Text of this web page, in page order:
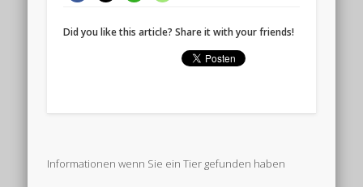
Did you like this article? Share it with your friends!
Informationen wenn Sie ein Tier gefunden haben